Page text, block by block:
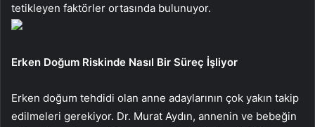
tetikleyen faktörler ortasında bulunuyor.
Erken Doğum Riskinde Nasıl Bir Süreç İşliyor
Erken doğum tehdidi olan anne adaylarının çok yakın takip
edilmeleri gerekiyor. Dr. Murat Aydın, annenin ve bebeğin